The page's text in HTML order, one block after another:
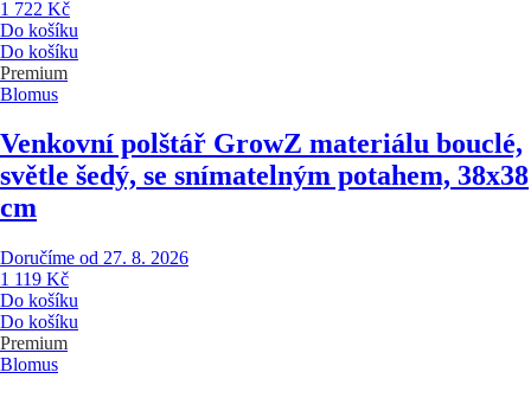
1 722 Kč
Do košíku
Do košíku
Premium
Blomus
Venkovní polštář GrowZ materiálu bouclé,
světle šedý, se snímatelným potahem, 38x38
cm
Doručíme od 27. 8. 2026
1 119 Kč
Do košíku
Do košíku
Premium
Blomus